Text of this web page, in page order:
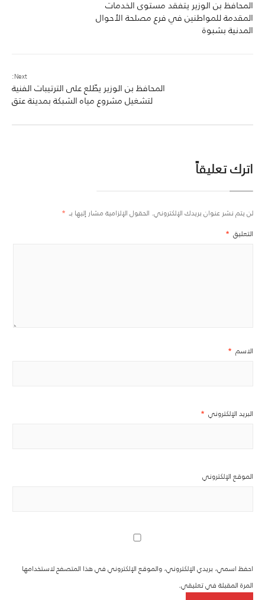
المحافظ بن الوزير يتفقد مستوى الخدمات
المقدمة للمواطنين في فرع مصلحة الأحوال
المدنية بشبوة
Next:
المحافظ بن الوزير يطّلع على الترتيبات الفنية
لتشغيل مشروع مياه الشبكة بمدينة عتق
اترك تعليقاً
لن يتم نشر عنوان بريدك الإلكتروني. الحقول الإلزامية مشار إليها بـ *
التعليق *
الاسم *
البريد الإلكتروني *
الموقع الإلكتروني
احفظ اسمي، بريدي الإلكتروني، والموقع الإلكتروني في هذا المتصفح لاستخدامها
المرة المقبلة في تعليقي.